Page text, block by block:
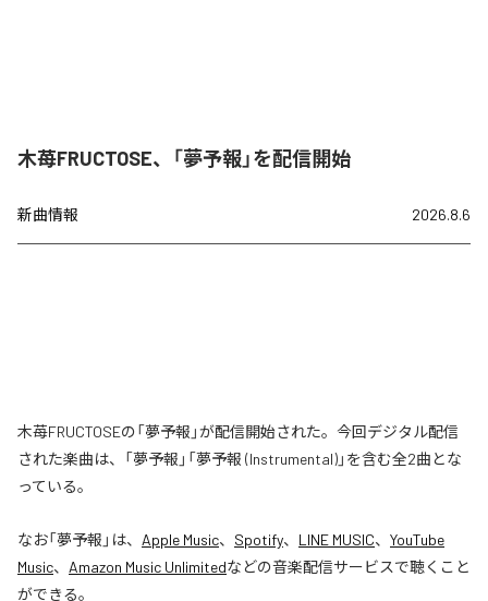
木苺FRUCTOSE、「夢予報」を配信開始
新曲情報 2026.8.6
木苺FRUCTOSEの「夢予報」が配信開始された。今回デジタル配信
された楽曲は、「夢予報」「夢予報 (Instrumental)」を含む全2曲とな
っている。
なお「夢予報 」は、 Apple Music、 Spotify、 LINE MUSIC、 YouTube
Music、 Amazon Music Unlimitedなどの音楽配信サービスで聴くこと
ができる。